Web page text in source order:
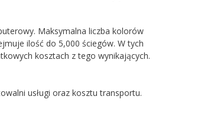
Maksymalna liczba kolorów
ilość do 5,000 ściegów. W tych
kosztach z tego wynikających.
usługi oraz kosztu transportu.